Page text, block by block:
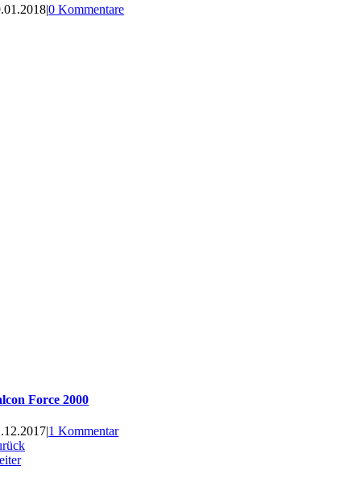
|0 Kommentare
Force 2000
|1 Kommentar